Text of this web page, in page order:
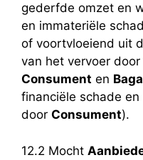
gederfde omzet en
en immateriële
of voortvloeiend uit
van het vervoer door
Consument en
financiële schade
door Consument).
12.2 Mocht